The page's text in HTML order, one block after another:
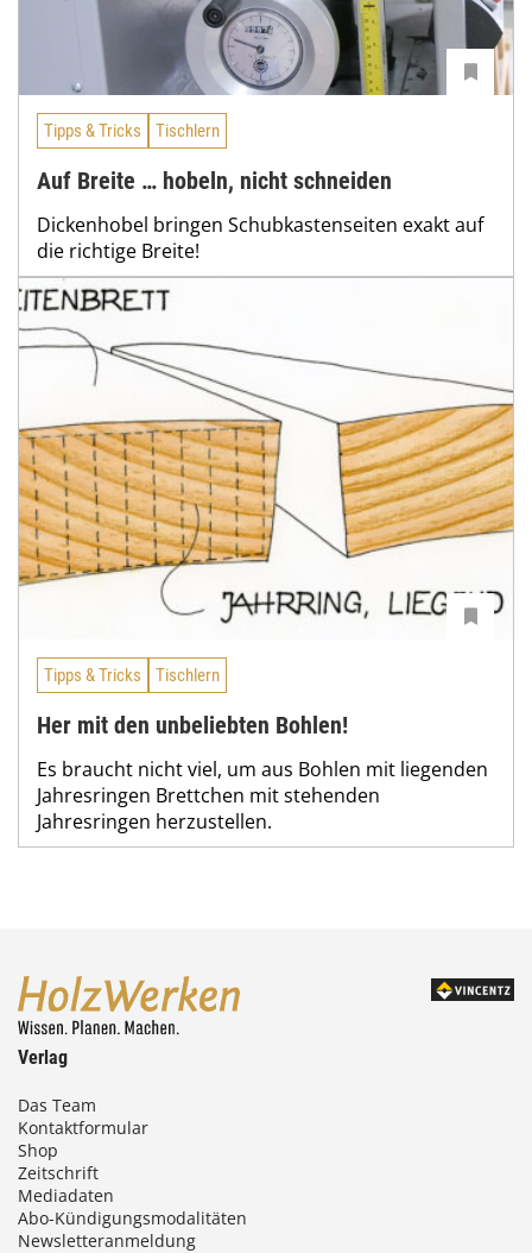
Tipps & Tricks Tischlern
Auf Breite … hobeln, nicht schneiden
Dickenhobel bringen Schubkastenseiten exakt auf
die richtige Breite!
Tipps & Tricks Tischlern
Her mit den unbeliebten Bohlen!
Es braucht nicht viel, um aus Bohlen mit liegenden
Jahresringen Brettchen mit stehenden
Jahresringen herzustellen.
Verlag
Das Team
Kontaktformular
Shop
Zeitschrift
Mediadaten
Abo-Kündigungsmodalitäten
Newsletteranmeldung